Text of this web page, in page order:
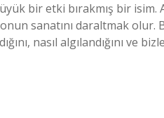
bir etki bırakmış bir isim.
sanatını daraltmak olur.
nasıl algılandığını ve